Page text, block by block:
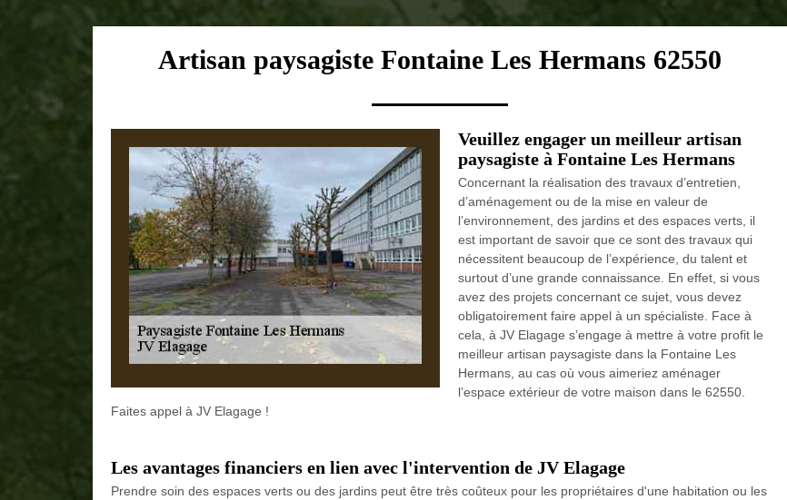
Artisan paysagiste Fontaine Les Hermans 62550
Veuillez engager un meilleur artisan
paysagiste à Fontaine Les Hermans
Concernant la réalisation des travaux d’entretien,
d’aménagement ou de la mise en valeur de
l’environnement, des jardins et des espaces verts, il
est important de savoir que ce sont des travaux qui
nécessitent beaucoup de l’expérience, du talent et
surtout d’une grande connaissance. En effet, si vous
avez des projets concernant ce sujet, vous devez
obligatoirement faire appel à un spécialiste. Face à
cela, à JV Elagage s’engage à mettre à votre profit le
meilleur artisan paysagiste dans la Fontaine Les
Hermans, au cas où vous aimeriez aménager
l’espace extérieur de votre maison dans le 62550.
Faites appel à JV Elagage !
Les avantages financiers en lien avec l'intervention de JV Elagage
Prendre soin des espaces verts ou des jardins peut être très coûteux pour les propriétaires d'une habitation ou les